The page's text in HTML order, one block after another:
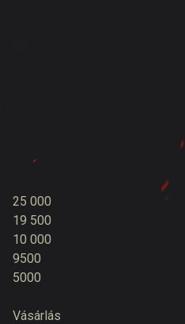
25 000
19 500
10 000
9500
5000
Vásárlás